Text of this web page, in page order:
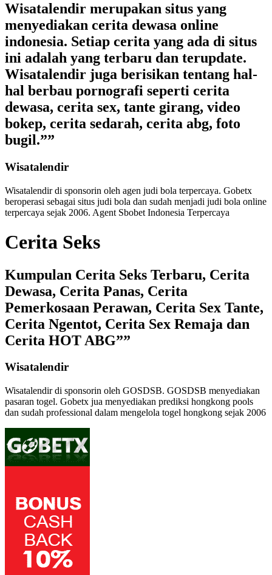
Wisatalendir merupakan situs yang
menyediakan cerita dewasa online
indonesia. Setiap cerita yang ada di situs
ini adalah yang terbaru dan terupdate.
Wisatalendir juga berisikan tentang hal-
hal berbau pornografi seperti cerita
dewasa, cerita sex, tante girang, video
bokep, cerita sedarah, cerita abg, foto
bugil.””
Wisatalendir
Wisatalendir di sponsorin oleh agen judi bola terpercaya. Gobetx
beroperasi sebagai situs judi bola dan sudah menjadi judi bola online
terpercaya sejak 2006. Agent Sbobet Indonesia Terpercaya
Cerita Seks
Kumpulan Cerita Seks Terbaru, Cerita
Dewasa, Cerita Panas, Cerita
Pemerkosaan Perawan, Cerita Sex Tante,
Cerita Ngentot, Cerita Sex Remaja dan
Cerita HOT ABG””
Wisatalendir
Wisatalendir di sponsorin oleh GOSDSB. GOSDSB menyediakan
pasaran togel. Gobetx jua menyediakan prediksi hongkong pools
dan sudah professional dalam mengelola togel hongkong sejak 2006